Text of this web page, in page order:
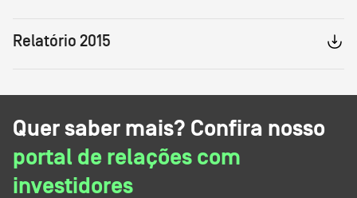
Relatório 2015
Quer saber mais? Confira nosso
portal de relações com
investidores